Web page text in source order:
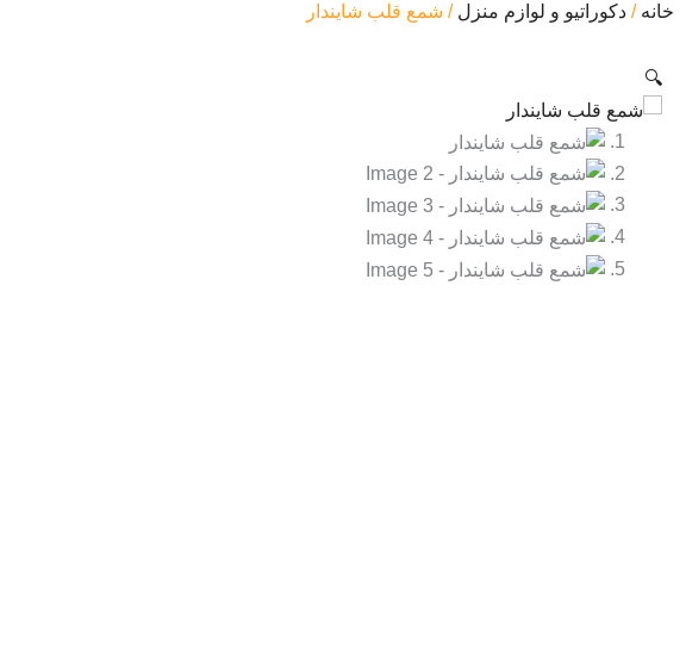
خانه / دکوراتیو و لوازم منزل / شمع قلب شایندار
🔍